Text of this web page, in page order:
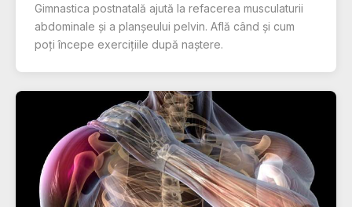
Gimnastica postnatală ajută la refacerea musculaturii
abdominale și a planșeului pelvin. Află când și cum
poți începe exercițiile după naștere.